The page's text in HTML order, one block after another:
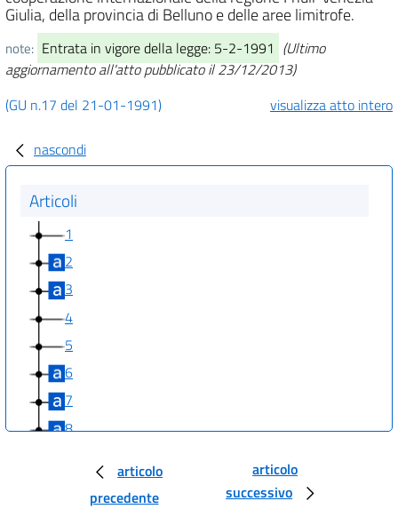
Giulia, della provincia di Belluno e delle aree limitrofe.
note: Entrata in vigore della legge: 5-2-1991 (Ultimo
aggiornamento all'atto pubblicato il 23/12/2013)
(GU n.17 del 21-01-1991)
visualizza atto intero
nascondi
Articoli
1
2
3
4
5
6
7
8
articolo
precedente
articolo
successivo